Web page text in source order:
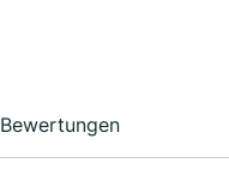
Bewertungen